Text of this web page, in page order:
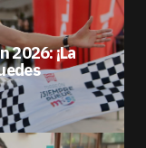
2026: ¡La